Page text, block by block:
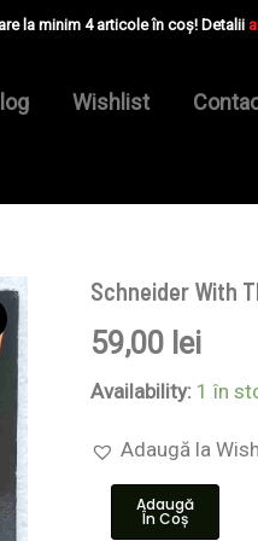
la minim 4 articole în coș! Detalii
Wishlist
Schneider With
59,00 lei
Availability: 1 în
Adaugă la
Cantitate
With
The
Kick
With
The
Adaugă
În Coș